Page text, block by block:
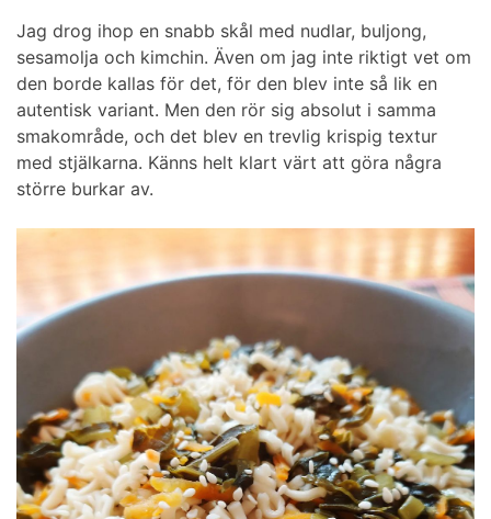
Jag drog ihop en snabb skål med nudlar, buljong,
sesamolja och kimchin. Även om jag inte riktigt vet om
den borde kallas för det, för den blev inte så lik en
autentisk variant. Men den rör sig absolut i samma
smakområde, och det blev en trevlig krispig textur
med stjälkarna. Känns helt klart värt att göra några
större burkar av.